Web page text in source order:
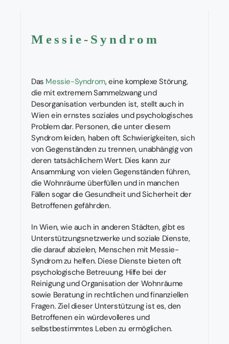
Messie-Syndrom
Das Messie-Syndrom, eine komplexe Störung,
die mit extremem Sammelzwang und
Desorganisation verbunden ist, stellt auch in
Wien ein ernstes soziales und psychologisches
Problem dar. Personen, die unter diesem
Syndrom leiden, haben oft Schwierigkeiten, sich
von Gegenständen zu trennen, unabhängig von
deren tatsächlichem Wert. Dies kann zur
Ansammlung von vielen Gegenständen führen,
die Wohnräume überfüllen und in manchen
Fällen sogar die Gesundheit und Sicherheit der
Betroffenen gefährden.
In Wien, wie auch in anderen Städten, gibt es
Unterstützungsnetzwerke und soziale Dienste,
die darauf abzielen, Menschen mit Messie-
Syndrom zu helfen. Diese Dienste bieten oft
psychologische Betreuung, Hilfe bei der
Reinigung und Organisation der Wohnräume
sowie Beratung in rechtlichen und finanziellen
Fragen. Ziel dieser Unterstützung ist es, den
Betroffenen ein würdevolleres und
selbstbestimmtes Leben zu ermöglichen.